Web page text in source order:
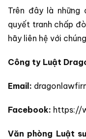
Trên đây là
quyết tranh chấp
hãy liên hệ với
Công ty Luật
Email:
Facebook: https://
Văn phòng Luật